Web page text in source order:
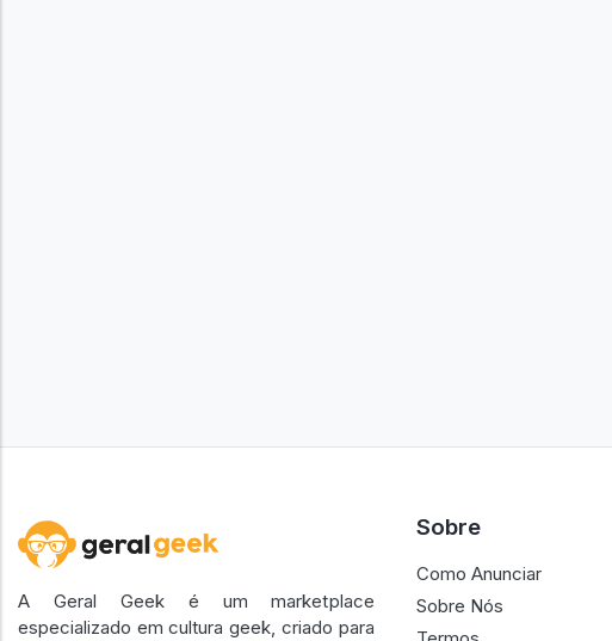
A Geral Geek é um marketplace
especializado em cultura geek, criado para
Sobre
Como Anunciar
Sobre Nós